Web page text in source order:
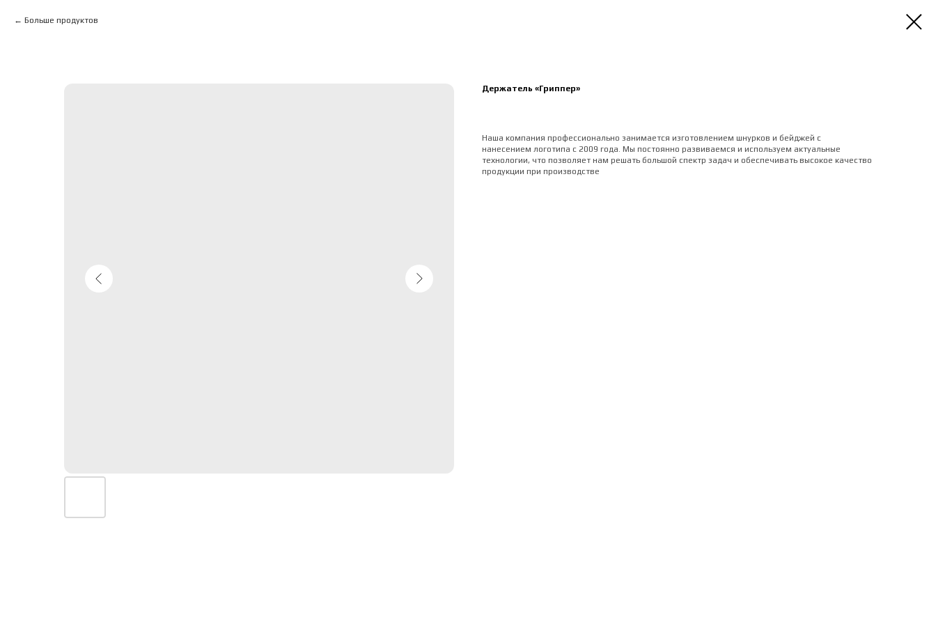
Больше продуктов
Держатель «Гриппер»
Наша компания профессионально занимается изготовлением шнурков и бейджей с
нанесением логотипа с 2009 года. Мы постоянно развиваемся и используем актуальные
технологии, что позволяет нам решать большой спектр задач и обеспечивать высокое качество
продукции при производстве